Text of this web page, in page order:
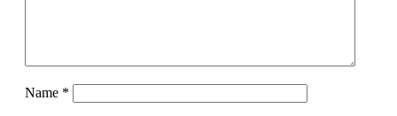
Name *